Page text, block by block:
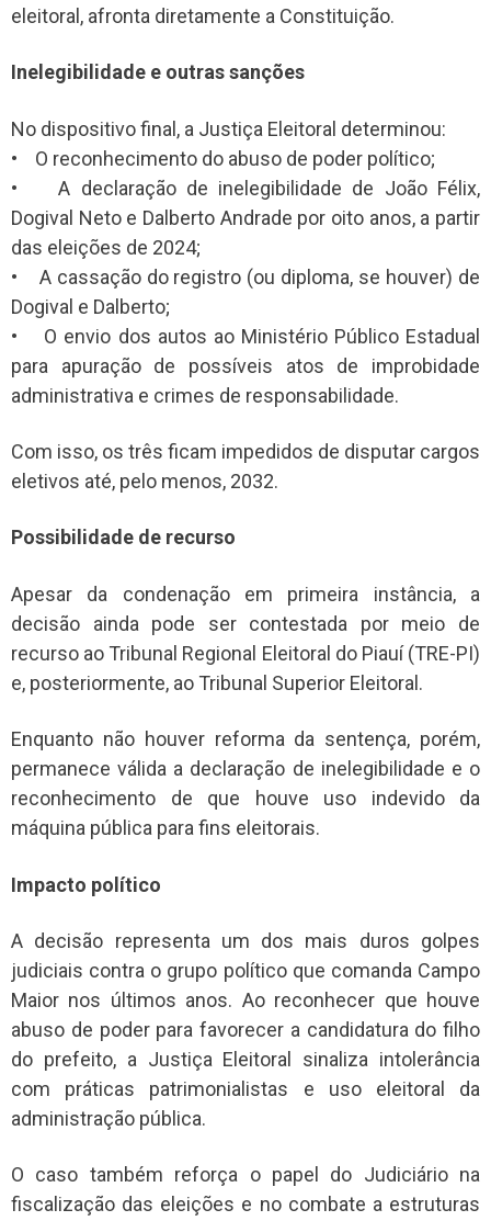
eleitoral, afronta diretamente a Constituição.
Inelegibilidade e outras sanções
No dispositivo final, a Justiça Eleitoral determinou:
• O reconhecimento do abuso de poder político;
• A declaração de inelegibilidade de João Félix,
Dogival Neto e Dalberto Andrade por oito anos, a partir
das eleições de 2024;
• A cassação do registro (ou diploma, se houver) de
Dogival e Dalberto;
• O envio dos autos ao Ministério Público Estadual
para apuração de possíveis atos de improbidade
administrativa e crimes de responsabilidade.
Com isso, os três ficam impedidos de disputar cargos
eletivos até, pelo menos, 2032.
Possibilidade de recurso
Apesar da condenação em primeira instância, a
decisão ainda pode ser contestada por meio de
recurso ao Tribunal Regional Eleitoral do Piauí (TRE-PI)
e, posteriormente, ao Tribunal Superior Eleitoral.
Enquanto não houver reforma da sentença, porém,
permanece válida a declaração de inelegibilidade e o
reconhecimento de que houve uso indevido da
máquina pública para fins eleitorais.
Impacto político
A decisão representa um dos mais duros golpes
judiciais contra o grupo político que comanda Campo
Maior nos últimos anos. Ao reconhecer que houve
abuso de poder para favorecer a candidatura do filho
do prefeito, a Justiça Eleitoral sinaliza intolerância
com práticas patrimonialistas e uso eleitoral da
administração pública.
O caso também reforça o papel do Judiciário na
fiscalização das eleições e no combate a estruturas